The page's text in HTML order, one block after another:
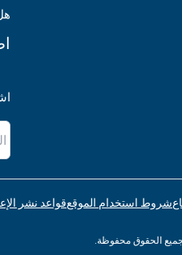
شروط استخدام الموقعقواعد نشر